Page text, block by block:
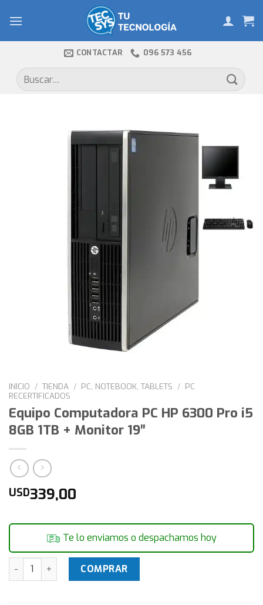
CONTACTAR 096 573 456
Buscar
por:
INICIO / TIENDA / PC, NOTEBOOK, TABLETS / PC
RECERTIFICADOS
Equipo Computadora PC HP 6300 Pro i5
8GB 1TB + Monitor 19″
USD339,00
Te lo enviamos o despachamos hoy
Equipo Computadora PC HP 6300 Pro i5 8GB 1TB + Monitor
COMPRAR